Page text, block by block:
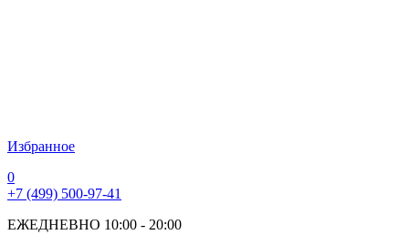
Избранное
0
+7 (499) 500-97-41
ЕЖЕДНЕВНО 10:00 - 20:00